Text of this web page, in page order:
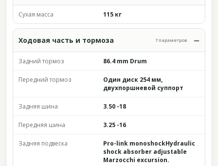
Сухая масса 115 кг
Ходовая часть и тормоза 7 параметров
Задний тормоз 86.4 mm Drum
Передний тормоз
Один диск 254 мм,
двухпоршневой суппорт
Задняя шина 3.50 -18
Передняя шина 3.25 -16
Задняя подвеска
Pro-link monoshockHydraulic
shock absorber adjustable
Marzocchi excursion.